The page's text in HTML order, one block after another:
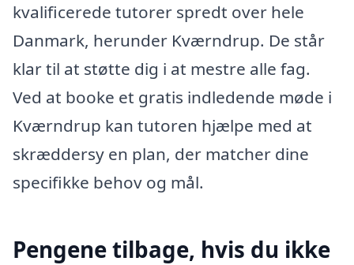
kvalificerede tutorer spredt over hele
Danmark, herunder Kværndrup. De står
klar til at støtte dig i at mestre alle fag.
Ved at booke et gratis indledende møde i
Kværndrup kan tutoren hjælpe med at
skræddersy en plan, der matcher dine
specifikke behov og mål.
Pengene tilbage, hvis du ikke